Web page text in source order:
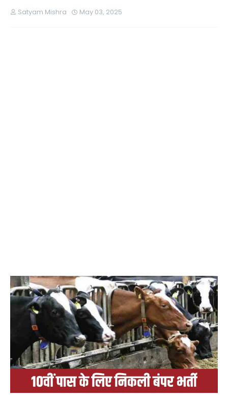
Satyam Mishra May 03, 2025